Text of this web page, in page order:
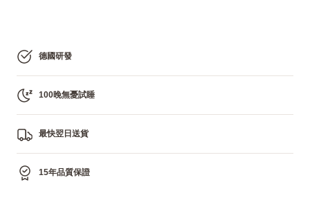
德國研發
100晚無憂試睡
最快翌日送貨
15年品質保證